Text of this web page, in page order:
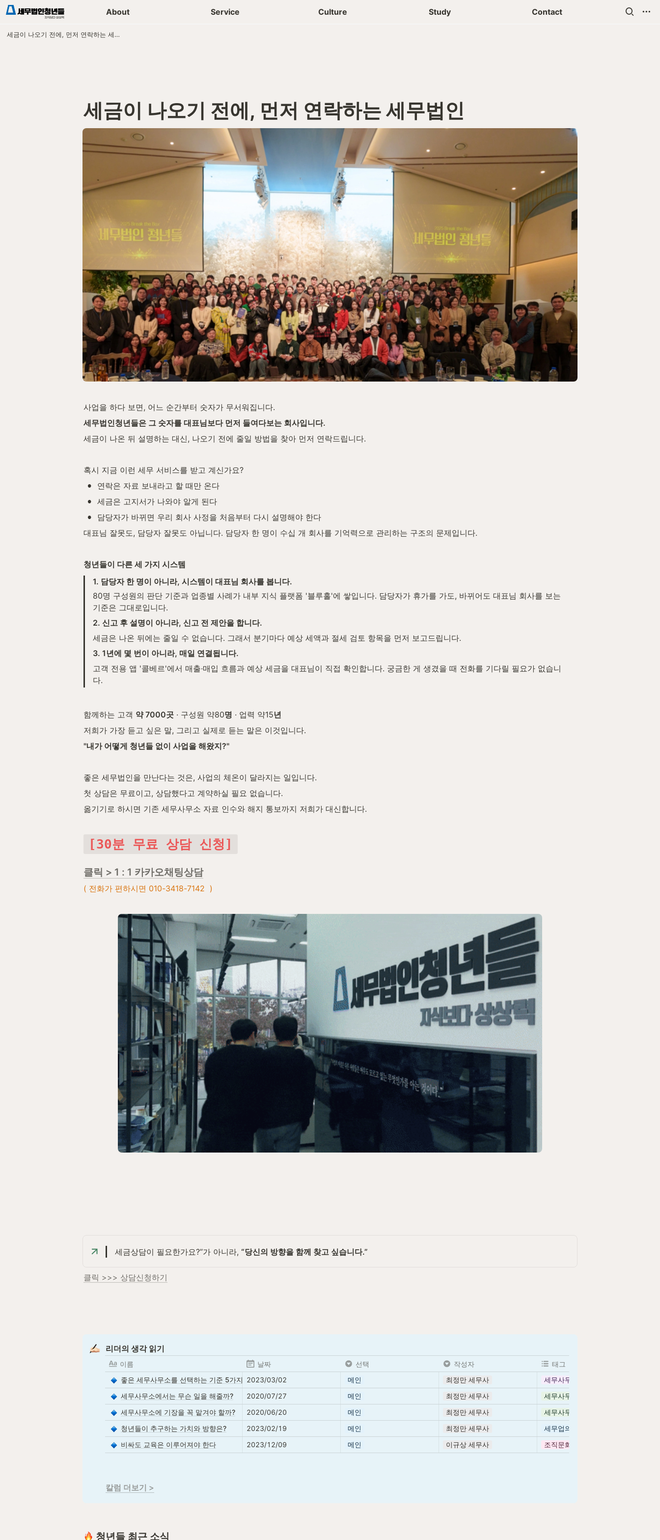
About Service Culture Study Contact
세금이 나오기 전에, 먼저 연락하는 세무법인
세무가이드 콘텐츠 기장상담신청 청년들 일상
세금이 나오기 전에, 먼저 연락하는 세무법인
사업을 하다 보면, 어느 순간부터 숫자가 무서워집니다.
세무법인청년들은 그 숫자를 대표님보다 먼저 들여다보는 회사입니다.
세금이 나온 뒤 설명하는 대신, 나오기 전에 줄일 방법을 찾아 먼저 연락드립니다.
혹시 지금 이런 세무 서비스를 받고 계신가요?
• 연락은 자료 보내라고 할 때만 온다
• 세금은 고지서가 나와야 알게 된다
•
담당자가 바뀌면 우리 회사 사정을 처음부터 다시 설명해야 한다
대표님 잘못도, 담당자 잘못도 아닙니다. 담당자 한 명이 수십 개 회사를 기억력으로 관리하는 구조의 문제입니다.
청년들이 다른 세 가지 시스템
1. 담당자 한 명이 아니라, 시스템이 대표님 회사를 봅니다.
80명 구성원의 판단 기준과 업종별 사례가 내부 지식 플랫폼 '블루홀'에 쌓입니다. 담당자가 휴가를 가도, 바뀌어도 대표님 회사를 보는
기준은 그대로입니다.
2. 신고 후 설명이 아니라, 신고 전 제안을 합니다.
세금은 나온 뒤에는 줄일 수 없습니다. 그래서 분기마다 예상 세액과 절세 검토 항목을 먼저 보고드립니다.
3. 1년에 몇 번이 아니라, 매일 연결됩니다.
고객 전용 앱 '콜베르'에서 매출·매입 흐름과 예상 세금을 대표님이 직접 확인합니다. 궁금한 게 생겼을 때 전화를 기다릴 필요가 없습니
다.
함께하는 고객 약 7000곳 · 구성원 약80명 · 업력 약15년
저희가 가장 듣고 싶은 말, 그리고 실제로 듣는 말은 이것입니다.
"내가 어떻게 청년들 없이 사업을 해왔지?"
좋은 세무법인을 만난다는 것은, 사업의 체온이 달라지는 일입니다.
첫 상담은 무료이고, 상담했다고 계약하실 필요 없습니다.
옮기기로 하시면 기존 세무사무소 자료 인수와 해지 통보까지 저희가 대신합니다.
[30분 무료 상담 신청]
클릭 > 1 : 1 카카오채팅상담
( 전화가 편하시면 010-3418-7142  )
세금상담이 필요한가요?”가 아니라, “당신의 방향을 함께 찾고 싶습니다.”
클릭 >>> 상담신청하기
리더의 생각 읽기
이름 날짜 선택 작성자
태그
좋은 세무사무소를 선택하는 기준 5가지 2023/03/02 메인 최정만 세무사
세무사무소 선택법
세무사무소에서는 무슨 일을 해줄까?
2020/07/27 메인 최정만 세무사
세무사무소 이해하기
세무사무소에 기장을 꼭 맡겨야 할까?
2020/06/20 메인 최정만 세무사
세무사무소 이해하기
청년들이 추구하는 가치와 방향은?
2023/02/19 메인 최정만 세무사
세무업의 비전
비싸도 교육은 이루어져야 한다
2023/12/09 메인 이규상 세무사 조직문화
칼럼 더보기 >
청년들 최근 소식